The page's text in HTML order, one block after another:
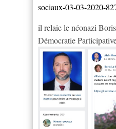
sociaux-03-03-2020-
il relaie le néonazi
Démocratie